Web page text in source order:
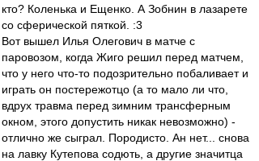
кто? Коленька и Ещенко. А Зобнин в лазарете
со сферической пяткой. :3
Вот вышел Илья Олегович в матче с
паровозом, когда Жиго решил перед матчем,
что у него что-то подозрительно побаливает и
играть он постережотцо (а то мало ли что,
вдрух травма перед зимним трансферным
окном, этого допустить никак невозможно) -
отлично же сыграл. Породисто. Ан нет... снова
на лавку Кутепова содють, а другие значитца